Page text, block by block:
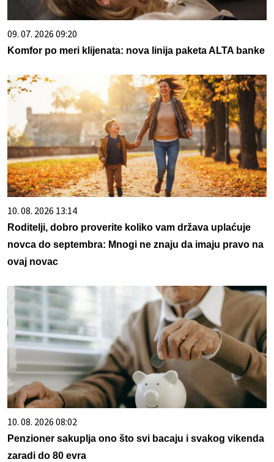
09. 07. 2026 09:20
Komfor po meri klijenata: nova linija paketa ALTA banke
10. 08. 2026 13:14
Roditelji, dobro proverite koliko vam država uplaćuje
novca do septembra: Mnogi ne znaju da imaju pravo na
ovaj novac
10. 08. 2026 08:02
Penzioner sakuplja ono što svi bacaju i svakog vikenda
zaradi do 80 evra